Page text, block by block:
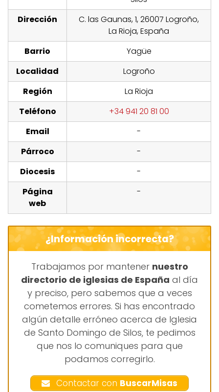
Dirección
C. las Gaunas, 1, 26007 Logroño,
La Rioja, España
Barrio
Yagüe
Localidad
Logroño
Región
La Rioja
Teléfono
+34 941 20 81 00
Email
-
Párroco
-
Diocesis
-
Página
web
-
¿Información incorrecta?
Trabajamos por mantener nuestro
directorio de iglesias de España al día
y preciso, pero sabemos que a veces
cometemos errores. Si has encontrado
algún detalle erróneo acerca de Iglesia
de Santo Domingo de Silos, te pedimos
que nos lo comuniques para que
podamos corregirlo.
Contactar con BuscarMisas